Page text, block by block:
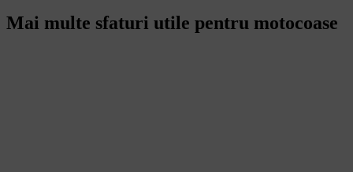
Mai multe sfaturi utile pentru motocoase